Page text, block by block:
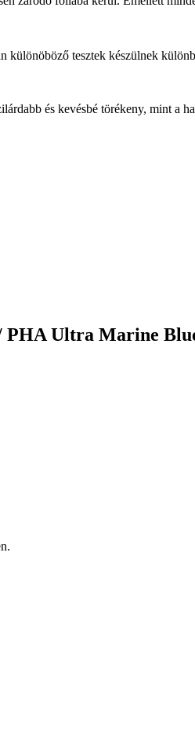
különöböző tesztek készülnek
és kevésbé törékeny, mint
PHA Ultra Marine